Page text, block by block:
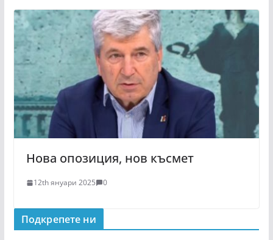
Нова опозиция, нов късмет
12th януари 2025 0
Подкрепeте ни